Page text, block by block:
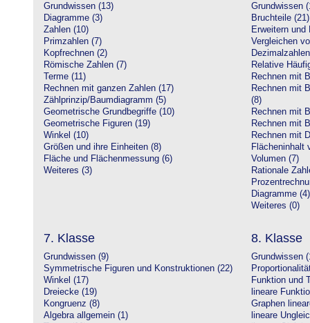
Grundwissen (13)
Diagramme (3)
Zahlen (10)
Primzahlen (7)
Kopfrechnen (2)
Römische Zahlen (7)
Terme (11)
Rechnen mit ganzen Zahlen (17)
Zählprinzip/Baumdiagramm (5)
Geometrische Grundbegriffe (10)
Geometrische Figuren (19)
Winkel (10)
Größen und ihre Einheiten (8)
Fläche und Flächenmessung (6)
Weiteres (3)
Grundwissen
Bruchteile (21)
Erweitern und
Vergleichen
Relative
Rechnen mit
Rechnen mit
(8)
Rechnen mit
Rechnen mit
Rechnen mit
Flächeninhalt
Volumen (7)
Rationale
Diagramme (4)
Weiteres (0)
7. Klasse
Grundwissen (9)
Symmetrische Figuren und Konstruktionen (22)
Winkel (17)
Dreiecke (19)
Kongruenz (8)
Algebra allgemein (1)
8. Klasse
Grundwissen
Funktion und
lineare
Graphen
lineare